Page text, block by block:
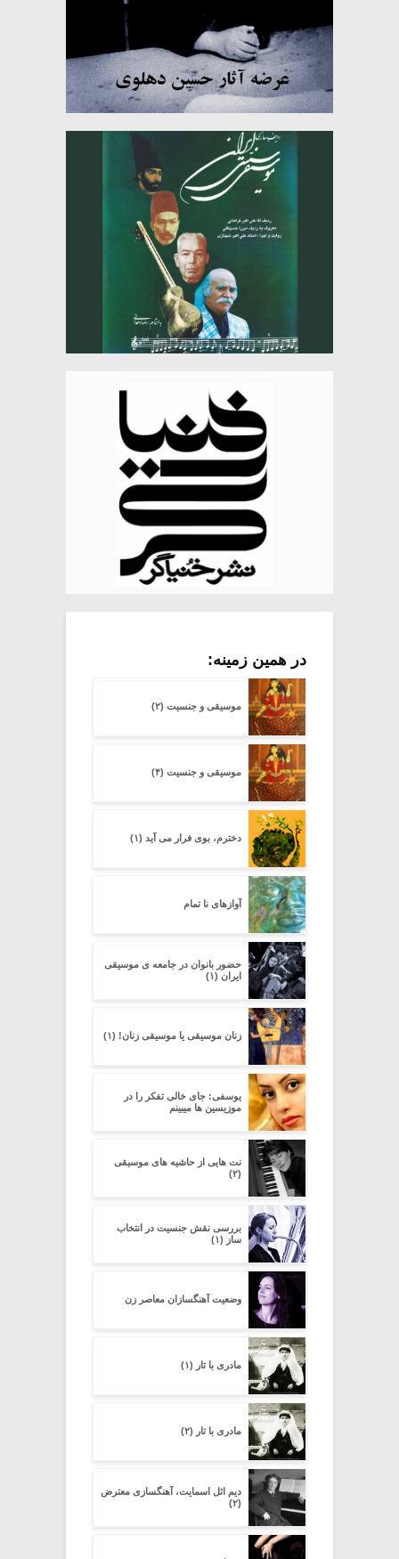
در همین زمینه:
موسیقی و جنسیت (۲)
موسیقی و جنسیت (۴)
دخترم، بوی فرار می آید (۱)
آوازهای نا تمام
حضور بانوان در جامعه ی موسیقی
ایران (۱)
زنان موسیقی یا موسیقی زنان! (۱)
یوسفی: جای خالی تفکر را در
موزیسین ها میبینم
نت هایی از حاشیه های موسیقی
(۲)
بررسی نقش جنسیت در انتخاب
ساز (۱)
وضعیت آهنگسازان معاصر زن
مادری با تار (۱)
مادری با تار (۲)
دیم اثل اسمایت، آهنگسازی معترض
(۲)